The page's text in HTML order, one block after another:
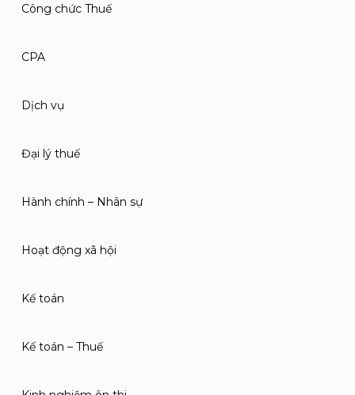
Công chức Thuế
CPA
Dịch vụ
Đại lý thuế
Hành chính – Nhân sự
Hoạt động xã hội
Kế toán
Kế toán – Thuế